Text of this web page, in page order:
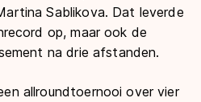
Sablikova. Dat leverde
op, maar ook de
na drie afstanden.
allroundtoernooi over vier